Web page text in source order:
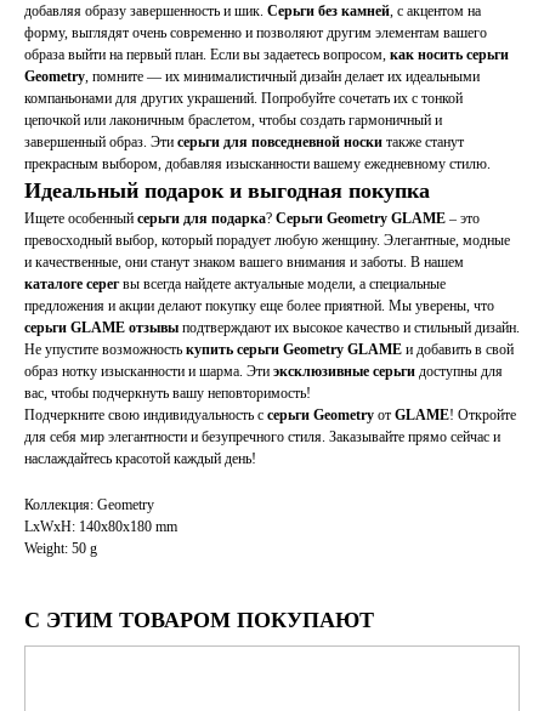
добавляя образу завершенность и шик. Серьги без камней, с акцентом на
форму, выглядят очень современно и позволяют другим элементам вашего
образа выйти на первый план. Если вы задаетесь вопросом, как носить серьги
Geometry, помните — их минималистичный дизайн делает их идеальными
компаньонами для других украшений. Попробуйте сочетать их с тонкой
цепочкой или лаконичным браслетом, чтобы создать гармоничный и
завершенный образ. Эти серьги для повседневной носки также станут
прекрасным выбором, добавляя изысканности вашему ежедневному стилю.
Идеальный подарок и выгодная покупка
Ищете особенный серьги для подарка? Серьги Geometry GLAME – это
превосходный выбор, который порадует любую женщину. Элегантные, модные
и качественные, они станут знаком вашего внимания и заботы. В нашем
каталоге серегвы всегда найдете актуальные модели, а специальные
предложения и акции делают покупку еще более приятной. Мы уверены, что
серьги GLAME отзывы подтверждают их высокое качество и стильный дизайн.
Не упустите возможность купить серьги Geometry GLAME и добавить в свой
образ нотку изысканности и шарма. Эти эксклюзивные серьги доступны для
вас, чтобы подчеркнуть вашу неповторимость!
Подчеркните свою индивидуальность с серьги Geometry от GLAME! Откройте
для себя мир элегантности и безупречного стиля. Заказывайте прямо сейчас и
наслаждайтесь красотой каждый день!
Коллекция: Geometry
LxWxH: 140x80x180 mm
Weight: 50 g
С ЭТИМ ТОВАРОМ ПОКУПАЮТ